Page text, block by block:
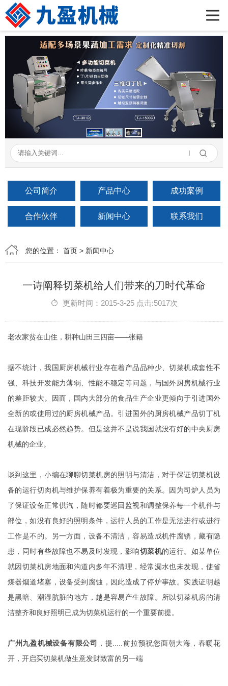
公司简介
产品展示
新闻资讯
成功案例
在线留言
联系我们
公司简介 产品中心 成功案例
合作伙伴 新闻中心 联系我们
您的位置： 首页 > 新闻中心
一诗阐释切菜机给人们带来的刀时代革命
更新时间：2015-3-25 点击:5017次
老农家贫在山住，耕种山田三四亩——张籍
据不统计，我国厨房机械行业存在着产品品种少、切菜机成套性不
强、科技开发能力薄弱、性能不稳定等问题，与国外厨房机械行业
的差距较大。因而，国内大部分的食品生产企业更倾向于引进国外
全新的或使用过的厨房机械产品。引进国外的厨房机械产品切丁机
在现阶段已成必然趋势。但是这并不是说我国就没有好的中央厨房
机械的企业。
谈到这里，小编在聊聊切菜机房的照明与清洁，对于保证切菜机设
备的运行切肉机与维护保养有着极为重要的关系。因为司炉人员为
了保证设备正常供汽，随时都要巡回监视和调整保养每一个机件与
部位，如没有良好的照明条件，运行人员的工作是无法进行或进行
工作是不的。另一方面，设备不清洁，容易造成机件腐锈，藏有隐
患，同时有些故障也不易及时发现，影响切菜机的运行。如某单位
就因切菜机房地面和沟道内多年不清理，经常漏水也未发现，使省
煤器烟道堵塞，设备受到腐蚀，因此造成了停炉事故。实践证明越
是黑暗、潮湿肮脏的地方，越是容易产生故障。所以切菜机房的清
洁整齐和良好照明已成为切菜机运行的一个重要前提。
广州九盈机械设备有限公司
，提.....前拉预祝您面朝大海，春暖花
开，开启买切菜机做生意发财致富的另一端